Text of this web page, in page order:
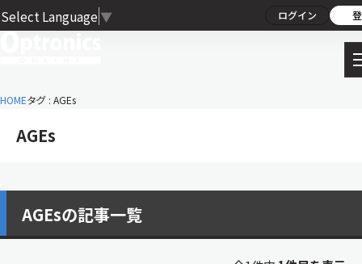
Select Language ▼ ログイン
HOMEタグ : AGEs
AGEs
AGEsの記事一覧